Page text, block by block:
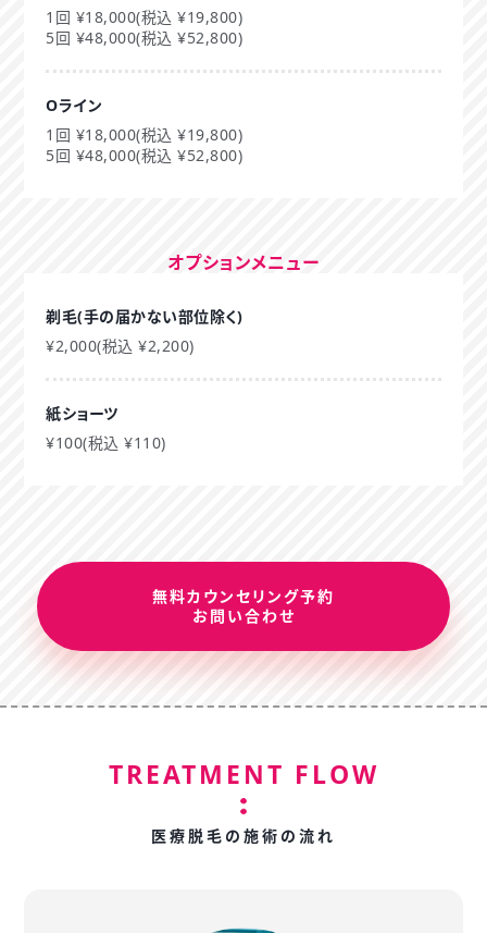
1回 ¥18,000(税込 ¥19,800)
5回 ¥48,000(税込 ¥52,800)
Oライン
1回 ¥18,000(税込 ¥19,800)
5回 ¥48,000(税込 ¥52,800)
オプションメニュー
剃毛(手の届かない部位除く)
¥2,000(税込 ¥2,200)
紙ショーツ
¥100(税込 ¥110)
無料カウンセリング予約
お問い合わせ
TREATMENT FLOW
医療脱毛の施術の流れ